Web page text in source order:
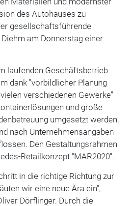
des Autohauses zu
gesellschaftsführende
am Donnerstag einer
laufenden Geschäftsbetrieb
dank "vorbildlicher Planung
verschiedenen Gewerke"
und große
umgesetzt werden.
nach Unternehmensangaben
Den Gestaltungsrahmen
Retailkonzept "MAR2020".
in die richtige Richtung zur
wir eine neue Ära ein",
Dörflinger. Durch die